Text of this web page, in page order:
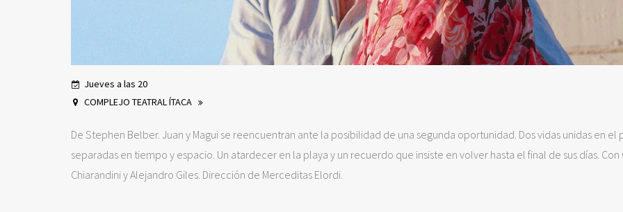
Jueves a las 20
COMPLEJO TEATRAL ÍTACA
De Stephen Belber. Juan y Magui se reencuentran ante la posibilidad de una segunda oportunidad. Dos vidas unidas en el
separadas en tiempo y espacio. Un atardecer en la playa y un recuerdo que insiste en volver hasta el final de sus días. Con
Chiarandini y Alejandro Giles. Dirección de Merceditas Elordi.